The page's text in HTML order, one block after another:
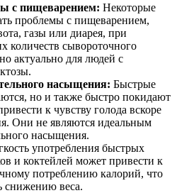
с пищеварением: Некоторые
проблемы с пищеварением,
газы или диарея, при
количеств сывороточного
актуально для людей с
насыщения: Быстрые
но и также быстро покидают
к чувству голода вскоре
Они не являются идеальным
насыщения.
употребления быстрых
и коктейлей может привести к
потреблению калорий, что
снижению веса.